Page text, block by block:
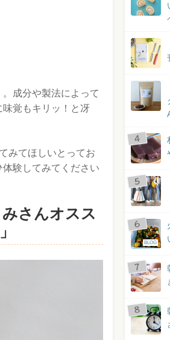
成分や製法によって
覚もキリッ！と冴
みてほしいとってお
験してみてください
さんオスス
BLOG